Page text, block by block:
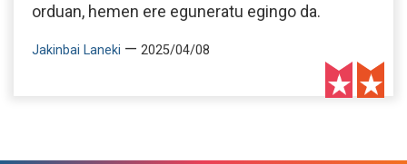
orduan, hemen ere eguneratu egingo da.
Jakinbai Laneki — 2025/04/08